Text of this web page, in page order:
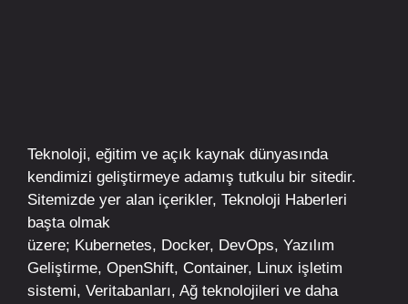
Teknoloji, eğitim ve açık kaynak dünyasında
kendimizi geliştirmeye adamış tutkulu bir sitedir.
Sitemizde yer alan içerikler, Teknoloji Haberleri
başta olmak
üzere; Kubernetes, Docker, DevOps, Yazılım
Geliştirme, OpenShift, Container, Linux işletim
sistemi, Veritabanları, Ağ teknolojileri ve daha